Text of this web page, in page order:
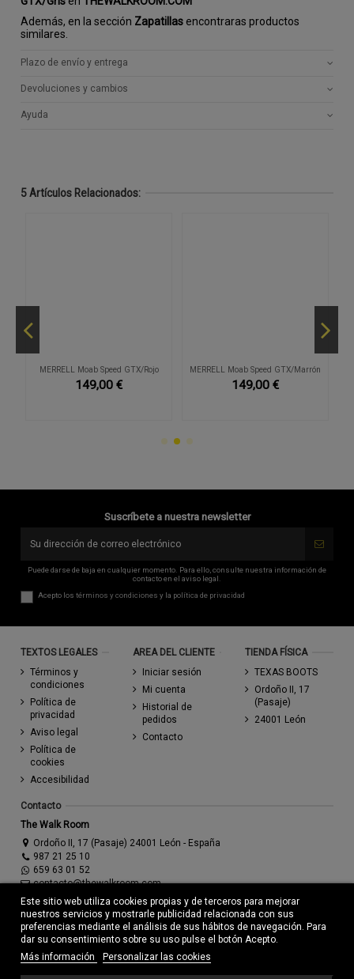
Además, en la sección Zapatillas encontraras productos
similares.
Plazo de envío y entrega
Devoluciones y cambios
Ayuda
5 Artículos Relacionados:
MERRELL Moab Speed GTX/Rojo
149,00 €
MERRELL Moab Speed GTX/Marrón
149,00 €
Suscríbete a nuestra newsletter
Puede darse de baja en cualquier momento. Para ello, consulte nuestra información de
contacto en el aviso legal.
Acepto lostérminos y condiciones y la política de privacidad
TEXTOS LEGALES
Términos y
condiciones
Política de
privacidad
Aviso legal
Política de
cookies
Accesibilidad
AREA DEL CLIENTE
Iniciar sesión
Mi cuenta
Historial de
pedidos
Contacto
TIENDA FÍSICA
TEXAS BOOTS
Ordoño II, 17
(Pasaje)
24001 León
Contacto
The Walk Room
Ordoño II, 17 (Pasaje) 24001 León - España
987 21 25 10
659 63 01 52
contacto@thewalkroom.com
Este sitio web utiliza cookies propias y de terceros para mejorar
nuestros servicios y mostrarle publicidad relacionada con sus
preferencias mediante el análisis de sus hábitos de navegación. Para
dar su consentimiento sobre su uso pulse el botón Acepto.
Más información
Personalizar las cookies